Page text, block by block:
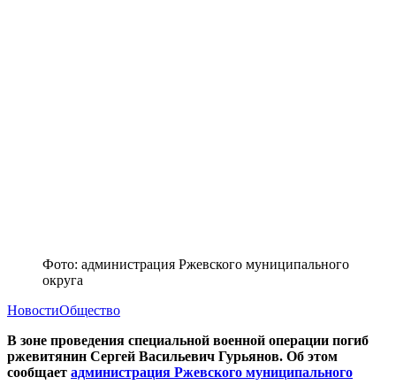
Фото: администрация Ржевского муниципального
округа
НовостиОбщество
В зоне проведения специальной военной операции погиб
ржевитянин Сергей Васильевич Гурьянов. Об этом
сообщает администрация Ржевского муниципального